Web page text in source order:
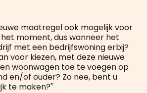
maatregel ook mogelijk voor
moment, dus wanneer het
met een bedrijfswoning erbij?
voor kiezen, met deze nieuwe
woonwagen toe te voegen op
en/of ouder? Zo nee, bent u
te maken?"